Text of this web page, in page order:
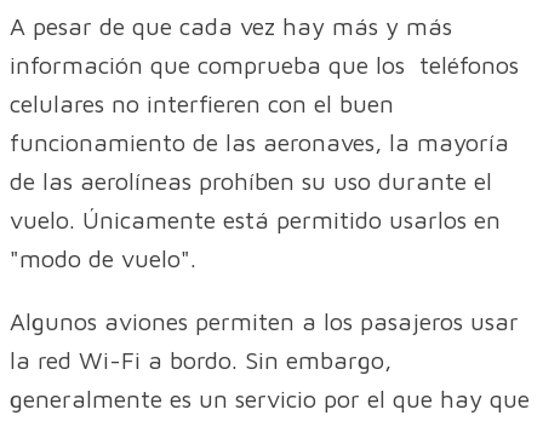
A pesar de que cada vez hay más y más
información que comprueba que los teléfonos
celulares no interfieren con el buen
funcionamiento de las aeronaves, la mayoría
de las aerolíneas prohíben su uso durante el
vuelo. Únicamente está permitido usarlos en
"modo de vuelo".
Algunos aviones permiten a los pasajeros usar
la red Wi-Fi a bordo. Sin embargo,
generalmente es un servicio por el que hay que